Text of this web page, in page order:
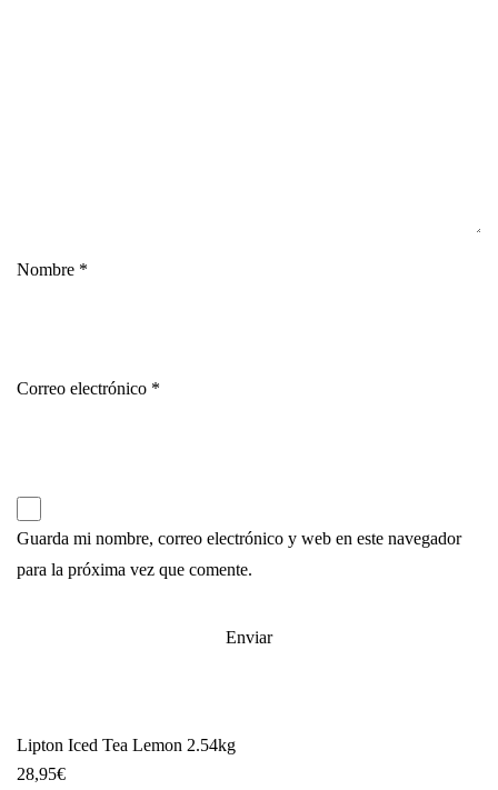
Nombre *
Correo electrónico *
Guarda mi nombre, correo electrónico y web en este navegador
para la próxima vez que comente.
Lipton Iced Tea Lemon 2.54kg
28,95€